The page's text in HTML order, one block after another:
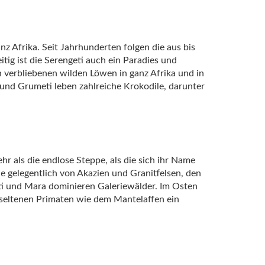
Afrika. Seit Jahrhunderten folgen die aus bis
ist die Serengeti auch ein Paradies und
wilden Löwen in ganz Afrika und in
Grumeti leben zahlreiche Krokodile, darunter
als die endlose Steppe, als die sich ihr Name
gelegentlich von Akazien und Granitfelsen, den
und Mara dominieren Galeriewälder. Im Osten
Primaten wie dem Mantelaffen ein